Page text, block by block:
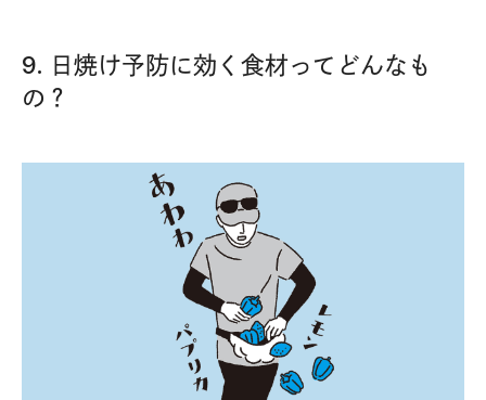
9. 日焼け予防に効く食材ってどんなも
の？